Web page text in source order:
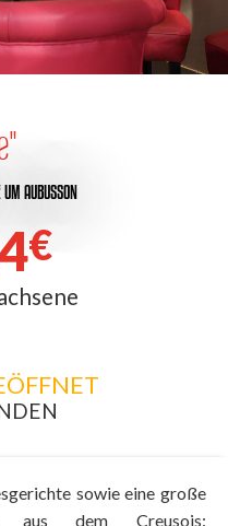
UM AUBUSSON
€
sowie eine große
aus dem Creusois: